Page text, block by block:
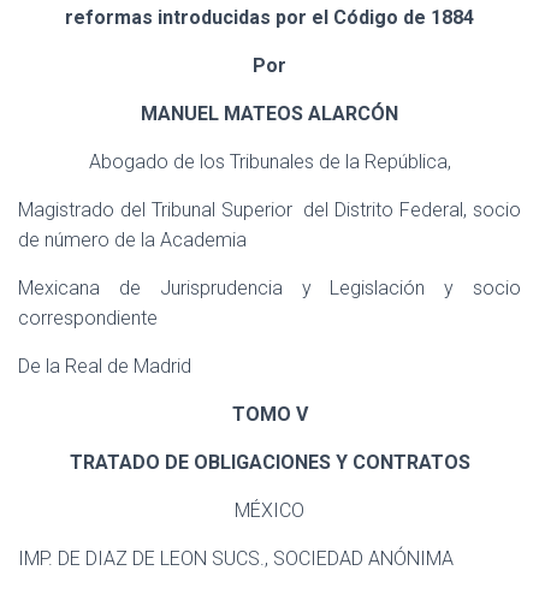
reformas introducidas por el Código de 1884
Por
MANUEL MATEOS ALARCÓN
Abogado de los Tribunales de la República,
Magistrado del Tribunal Superior del Distrito Federal, socio
de número de la Academia
Mexicana de Jurisprudencia y Legislación y socio
correspondiente
De la Real de Madrid
TOMO V
TRATADO DE OBLIGACIONES Y CONTRATOS
MÉXICO
IMP. DE DIAZ DE LEON SUCS., SOCIEDAD ANÓNIMA